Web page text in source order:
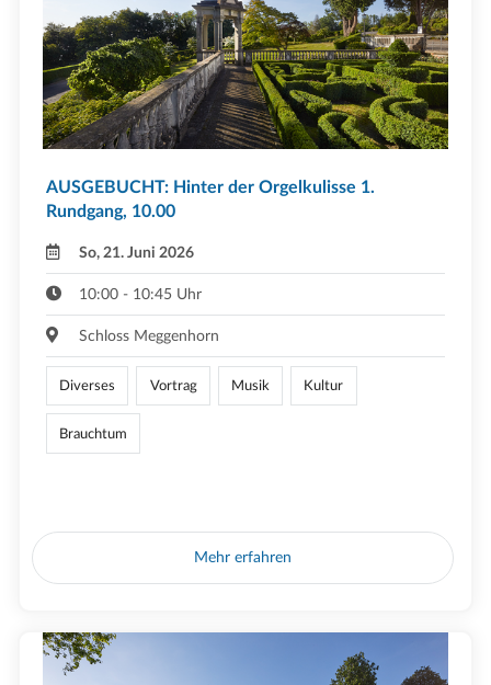
AUSGEBUCHT: Hinter der Orgelkulisse 1.
Rundgang, 10.00
So, 21. Juni 2026
10:00 - 10:45 Uhr
Schloss Meggenhorn
Diverses Vortrag Musik Kultur
Brauchtum
Mehr erfahren